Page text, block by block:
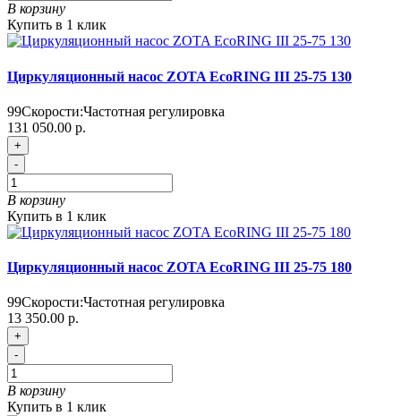
В корзину
Купить в 1 клик
Циркуляционный насос ZOTA EcoRING III 25-75 130
99Скорости:Частотная регулировка
131 050.00 р.
+
-
В корзину
Купить в 1 клик
Циркуляционный насос ZOTA EcoRING III 25-75 180
99Скорости:Частотная регулировка
13 350.00 р.
+
-
В корзину
Купить в 1 клик